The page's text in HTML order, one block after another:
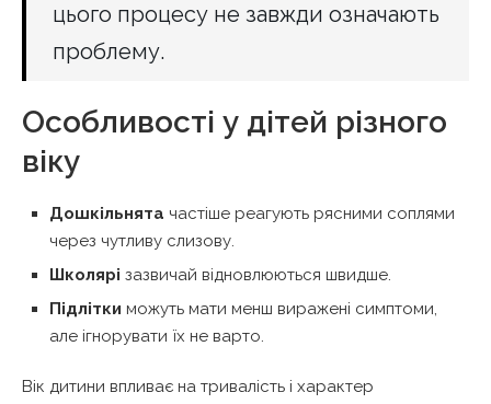
цього процесу не завжди означають
проблему.
Особливості у дітей різного
віку
Дошкільнята частіше реагують рясними соплями
через чутливу слизову.
Школярі зазвичай відновлюються швидше.
Підлітки можуть мати менш виражені симптоми,
але ігнорувати їх не варто.
Вік дитини впливає на тривалість і характер